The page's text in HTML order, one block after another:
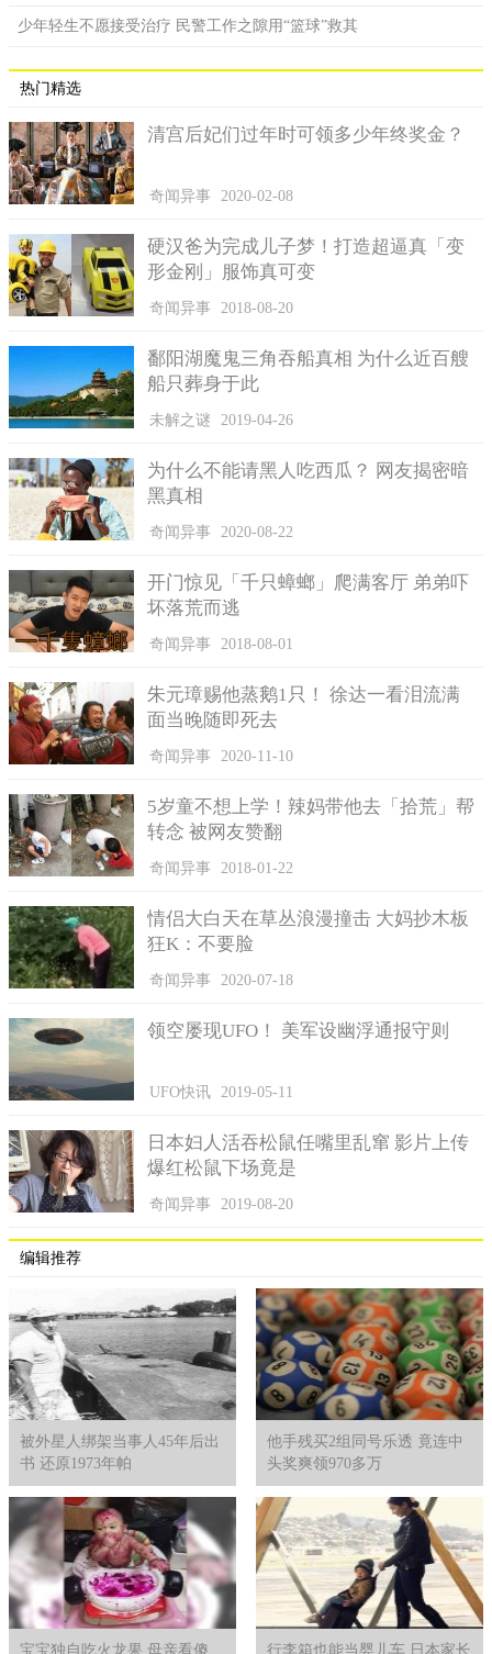
当地派出所接到报警后，立刻排除交警赶往事故现场进行处
理，由于保安伤势严重，他第一时间就被送上了救护车。
调取道理监控录像，排查肇事者车辆等多重步骤，终于发现了那
辆宝马7系列的豪车。交警通过追踪技术发现，这名开着宝马豪车
的司机在15日去到当地一家酒店开房住下了，而且房间也没有退
者黄某逮捕，并且还找到了那辆宝马车。警察抓捕他时，离那起
车祸事故才仅有4个半小时。
在警方的盘问下，肇事男子坦白交代了他的犯罪事实。
这名保安人员身上有多处骨折以及软组织受伤，目前他仍在医院
救治中。
尽管这起车祸原因不明，然而肇事男子在撞人之后一走了
之，被推测是可能喝酒了或者是吸毒等才会做出这种疯狂的行
为，他这种做法实在是使人寒心。像这种司机，驾车上路处处都
藏匿着危险！所幸他目前已被关进拘留所，当他见到这种结果
时，想必对自己的所作所为都后悔不已了吧。
对此警方提醒各位有车一族，假如出车时遇到车祸，第一时
间报警处理，同时要争分夺秒的救治伤员，把车和人都安置到最
近安全的地方，等待警方的支援。假如发生车祸现场是在高速路
上，谨记不要随便下车在车子附近走动，以免再次发生碰撞。发
生车祸后，肇事者切勿选择逃逸，我国道路监控覆盖面无处不
在，肇事者不管走到哪里，最后还是会被抓获的。
少年轻生不愿接受治疗 民警工作之隙用“篮球”救其
热门精选
清宫后妃们过年时可领多少年终奖金？
奇闻异事 2020-02-08
硬汉爸为完成儿子梦！打造超逼真「变
形金刚」服饰真可变
奇闻异事 2018-08-20
鄱阳湖魔鬼三角吞船真相 为什么近百艘
船只葬身于此
未解之谜 2019-04-26
为什么不能请黑人吃西瓜？ 网友揭密暗
黑真相
奇闻异事 2020-08-22
开门惊见「千只蟑螂」爬满客厅 弟弟吓
坏落荒而逃
奇闻异事 2018-08-01
朱元璋赐他蒸鹅1只！ 徐达一看泪流满
面当晚随即死去
奇闻异事 2020-11-10
5岁童不想上学！辣妈带他去「拾荒」帮
转念 被网友赞翻
奇闻异事 2018-01-22
情侣大白天在草丛浪漫撞击 大妈抄木板
狂K：不要脸
奇闻异事 2020-07-18
领空屡现UFO！ 美军设幽浮通报守则
UFO快讯 2019-05-11
日本妇人活吞松鼠任嘴里乱窜 影片上传
爆红松鼠下场竟是
奇闻异事 2019-08-20
编辑推荐
被外星人绑架当事人45年后出
书 还原1973年帕
他手残买2组同号乐透 竟连中
头奖爽领970多万
宝宝独自吃火龙果 母亲看傻 行李箱也能当婴儿车 日本家长